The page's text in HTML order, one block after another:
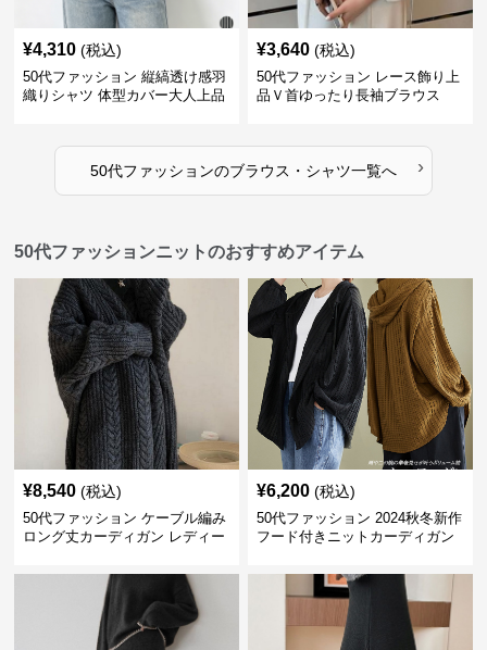
¥4,310 (税込)
50代ファッション 縦縞透け感羽
織りシャツ 体型カバー大人上品
¥3,640 (税込)
50代ファッション レース飾り上
品Ｖ首ゆったり長袖ブラウス
50代ファッションのブラウス・シャツ一覧へ ›
50代ファッションニットのおすすめアイテム
¥8,540 (税込)
50代ファッション ケーブル編み
ロング丈カーディガン レディー
¥6,200 (税込)
50代ファッション 2024秋冬新作
フード付きニットカーディガン